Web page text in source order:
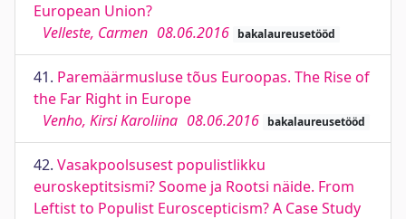
European Union?
Velleste, Carmen 08.06.2016 bakalaureusetööd
41. Paremäärmusluse tõus Euroopas. The Rise of
the Far Right in Europe
Venho, Kirsi Karoliina 08.06.2016 bakalaureusetööd
42. Vasakpoolsusest populistlikku
euroskeptitsismi? Soome ja Rootsi näide. From
Leftist to Populist Euroscepticism? A Case Study